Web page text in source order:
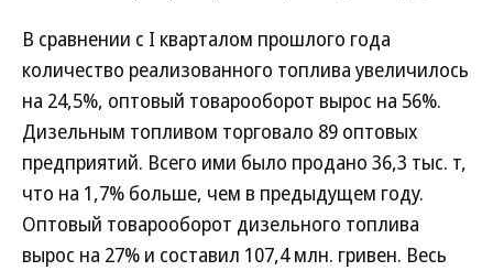
В сравнении с І кварталом прошлого года
количество реализованного топлива увеличилось
на 24,5%, оптовый товарооборот вырос на 56%.
Дизельным топливом торговало 89 оптовых
предприятий. Всего ими было продано 36,3 тыс. т,
что на 1,7% больше, чем в предыдущем году.
Оптовый товарооборот дизельного топлива
вырос на 27% и составил 107,4 млн. гривен. Весь